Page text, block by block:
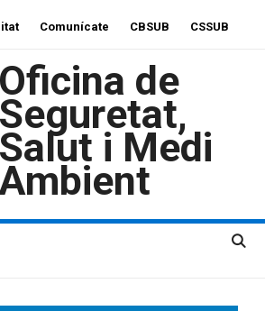
Comunícate CBSUB CSSUB
Oficina de
Seguretat,
Salut i Medi